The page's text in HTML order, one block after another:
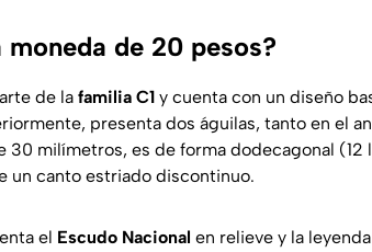
moneda de 20 pesos?
de la familia C1 y cuenta con un diseño
presenta dos águilas, tanto en el
30 milímetros, es de forma dodecagonal (12
un canto estriado discontinuo.
el Escudo Nacional en relieve y la leyenda